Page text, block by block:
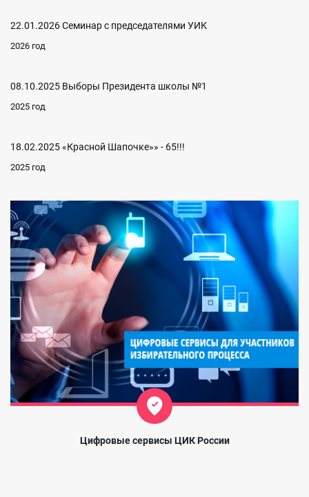
22.01.2026 Семинар с председателями УИК
2026 год
08.10.2025 Выборы Президента школы №1
2025 год
18.02.2025 «Красной Шапочке»» - 65!!!
2025 год
Цифровые сервисы ЦИК России